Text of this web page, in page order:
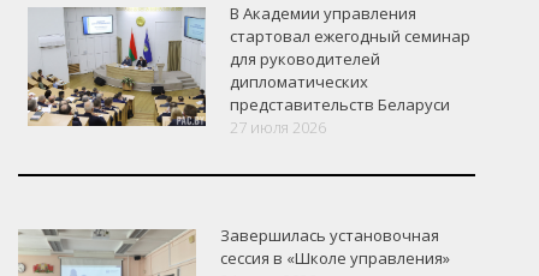
В Академии управления
стартовал ежегодный семинар
для руководителей
дипломатических
представительств Беларуси
27 июля 2026
Завершилась установочная
сессия в «Школе управления»